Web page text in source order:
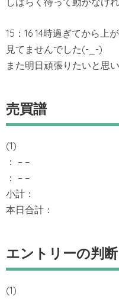
15：16 14時過ぎてから上
見てませんでした(-_-)
また明日頑張りたいと思
売買譜
(1)
： – –
： – –
小計：
本日合計：
エントリーの判断
(1)